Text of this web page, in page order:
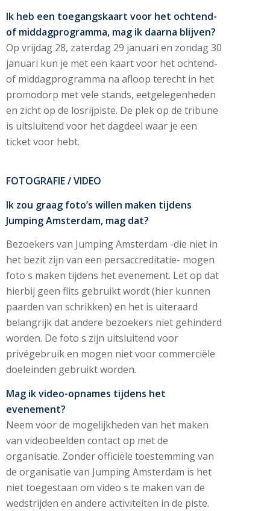
Ik heb een toegangskaart voor het ochtend-
of middagprogramma, mag ik daarna blijven?
Op vrijdag 28, zaterdag 29 januari en zondag 30
januari kun je met een kaart voor het ochtend-
of middagprogramma na afloop terecht in het
promodorp met vele stands, eetgelegenheden
en zicht op de losrijpiste. De plek op de tribune
is uitsluitend voor het dagdeel waar je een
ticket voor hebt.
FOTOGRAFIE / VIDEO
Ik zou graag foto’s willen maken tijdens
Jumping Amsterdam, mag dat?
Bezoekers van Jumping Amsterdam -die niet in
het bezit zijn van een persaccreditatie- mogen
foto s maken tijdens het evenement. Let op dat
hierbij geen flits gebruikt wordt (hier kunnen
paarden van schrikken) en het is uiteraard
belangrijk dat andere bezoekers niet gehinderd
worden. De foto s zijn uitsluitend voor
privégebruik en mogen niet voor commerciële
doeleinden gebruikt worden.
Mag ik video-opnames tijdens het
evenement?
Neem voor de mogelijkheden van het maken
van videobeelden contact op met de
organisatie. Zonder officiële toestemming van
de organisatie van Jumping Amsterdam is het
niet toegestaan om video s te maken van de
wedstrijden en andere activiteiten in de piste.